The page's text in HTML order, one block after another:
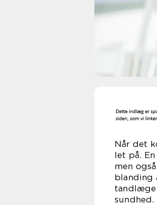
Når det
let på.
men
blanding